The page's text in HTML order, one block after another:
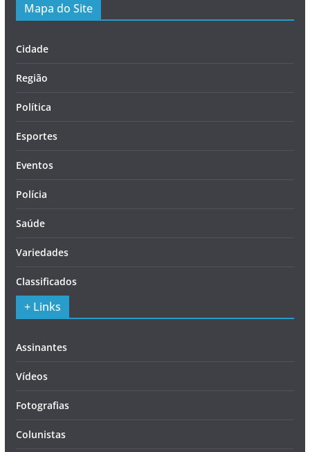
Mapa do Site
Cidade
Região
Política
Esportes
Eventos
Polícia
Saúde
Variedades
Classificados
+ Links
Assinantes
Vídeos
Fotografias
Colunistas